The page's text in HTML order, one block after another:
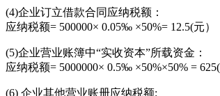
(4)企业订立借款合同应纳税额：
应纳税额= 500000× 0.05‰ ×50%= 12.5(元）
(5)企业营业账簿中“实收资本”所载资金：
应纳税额= 5000000× 0.5‰ ×50%×50% = 625(
(6) 企业其他营业账册应纳税额: